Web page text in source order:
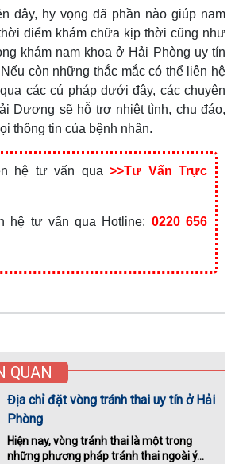
đây, hy vọng đã phần nào giúp nam
điểm khám chữa kịp thời cũng như
khám nam khoa ở Hải Phòng uy tín
còn những thắc mắc có thể liên hệ
các cú pháp dưới đây, các chuyên
Dương sẽ hỗ trợ nhiệt tình, chu đáo,
thông tin của bệnh nhân.
hệ tư vấn qua >>Tư Vấn Trực
hệ tư vấn qua Hotline: 0220 656
QUAN
Địa chỉ đặt vòng tránh thai uy tín ở Hải
Phòng
Hiện nay, vòng tránh thai là một trong
những phương pháp tránh thai ngoài ý...